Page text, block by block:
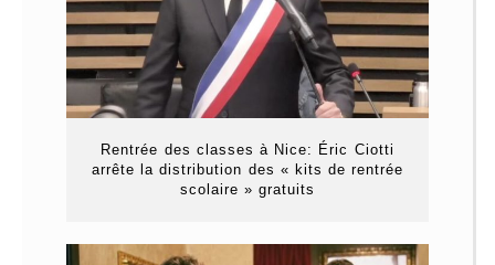
Rentrée des classes à Nice: Éric Ciotti
arrête la distribution des « kits de rentrée
scolaire » gratuits